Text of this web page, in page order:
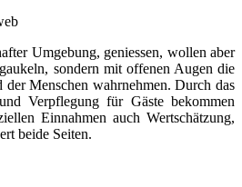
Umgebung, geniessen, wollen aber
sondern mit offenen Augen die
Menschen wahrnehmen. Durch das
Verpflegung für Gäste bekommen
Einnahmen auch Wertschätzung,
beide Seiten.